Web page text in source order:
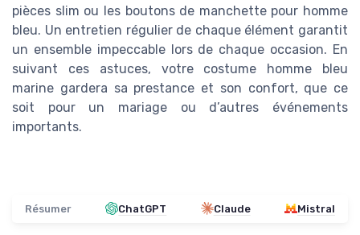
pièces slim ou les boutons de manchette pour homme
bleu. Un entretien régulier de chaque élément garantit
un ensemble impeccable lors de chaque occasion. En
suivant ces astuces, votre costume homme bleu
marine gardera sa prestance et son confort, que ce
soit pour un mariage ou d’autres événements
importants.
Résumer ChatGPT Claude Mistral